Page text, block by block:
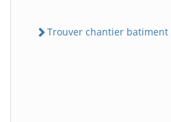
Trouver chantier batiment